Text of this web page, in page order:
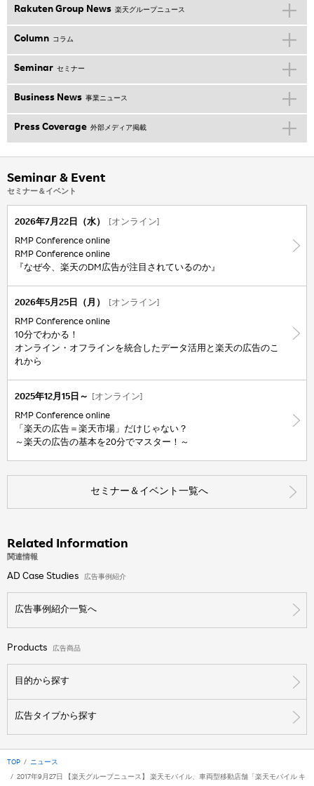
Rakuten Group News 楽天グループニュース
Column コラム
Seminar セミナー
Business News 事業ニュース
Press Coverage 外部メディア掲載
Seminar & Event
セミナー＆イベント
2026年7月22日（水） [オンライン]
RMP Conference online
RMP Conference online
『なぜ今、楽天のDM広告が注目されているのか』
2026年5月25日（月） [オンライン]
RMP Conference online
10分でわかる！
オンライン・オフラインを統合したデータ活用と楽天の広告のこ
れから
2025年12月15日～ [オンライン]
RMP Conference online
「楽天の広告＝楽天市場」だけじゃない？
～楽天の広告の基本を20分でマスター！～
セミナー＆イベント一覧へ
Related Information
関連情報
AD Case Studies 広告事例紹介
広告事例紹介一覧へ
Products 広告商品
目的から探す
広告タイプから探す
TOP ニュース
2017年9月27日 【楽天グループニュース】 楽天モバイル、車両型移動店舗「楽天モバイル キ